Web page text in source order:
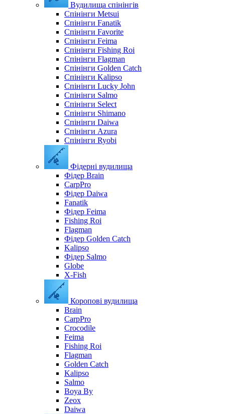
Вудилища спінінгів
Спінінги Metsui
Спінінги Fanatik
Спінінги Favorite
Спінінги Feima
Спінінги Fishing Roi
Спінінги Flagman
Спінінги Golden Catch
Спінінги Kalipso
Спінінги Lucky John
Спінінги Salmo
Спінінги Select
Спінінги Shimano
Спінінги Daiwa
Спінінги Azura
Спінінги Ryobi
Фідерні вудилища
Фідер Brain
CarpPro
Фідер Daiwa
Fanatik
Фідер Feima
Fishing Roi
Flagman
Фідер Golden Catch
Kalipso
Фідер Salmo
Globe
X-Fish
Коропові вудилища
Brain
CarpPro
Crocodile
Feima
Fishing Roi
Flagman
Golden Catch
Kalipso
Salmo
Boya By
Zeox
Daiwa